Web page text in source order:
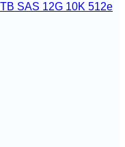
SAS 12G 10K 512e